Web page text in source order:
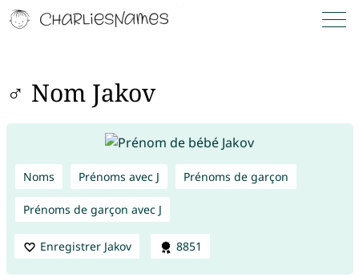
♂ Nom Jakov
Noms Prénoms avec J Prénoms de garçon
Prénoms de garçon avec J
Enregistrer Jakov 8851